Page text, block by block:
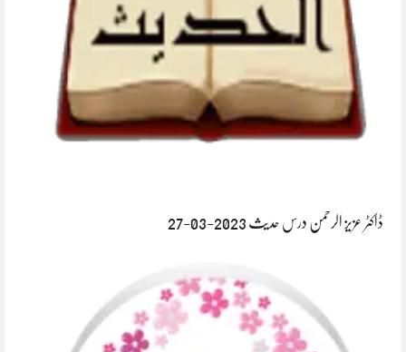
ڈاکٹر عزیز الرحمن درس حدیث 2023-03-27